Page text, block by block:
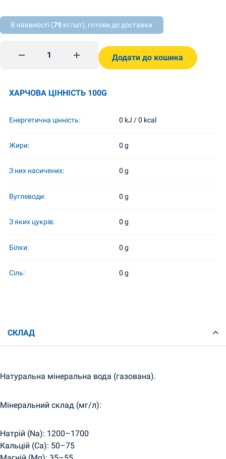
В наявності (79 кг/шт), готове до доставки
Вода Боржомі 0,33л quantity
Додати до кошика
ХАРЧОВА ЦІННІСТЬ 100G
Енергетична цінність: 0 kJ / 0 kcal
Жири: 0 g
З них насичених: 0 g
Вуглеводи: 0 g
З яких цукрів: 0 g
Білки: 0 g
Сіль: 0 g
СКЛАД
Натуральна мінеральна вода (газована).
Мінеральний склад (мг/л):
Натрій (Na): 1200–1700
Кальцій (Ca): 50–75